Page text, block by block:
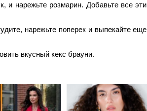
и нарежьте розмарин. Добавьте все эти
нарежьте поперек и выпекайте еще
вкусный кекс брауни.